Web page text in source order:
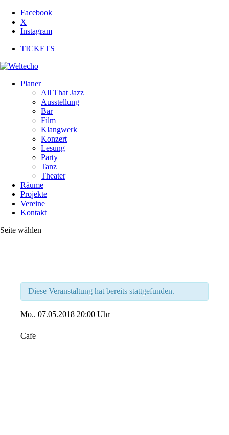
Facebook
X
Instagram
TICKETS
Planer
All That Jazz
Ausstellung
Bar
Film
Klangwerk
Konzert
Lesung
Party
Tanz
Theater
Räume
Projekte
Vereine
Kontakt
Seite wählen
Diese Veranstaltung hat bereits stattgefunden.
Mo.. 07.05.2018 20:00 Uhr
Cafe